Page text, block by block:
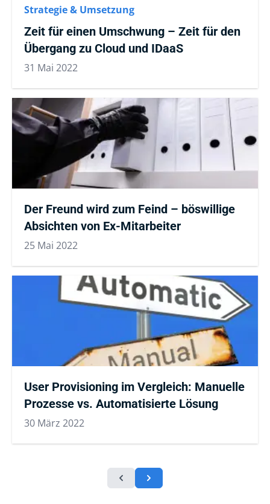
Strategie & Umsetzung
Zeit für einen Umschwung – Zeit für den
Übergang zu Cloud und IDaaS
31 Mai 2022
Der Freund wird zum Feind – böswillige
Absichten von Ex-Mitarbeiter
25 Mai 2022
User Provisioning im Vergleich: Manuelle
Prozesse vs. Automatisierte Lösung
30 März 2022